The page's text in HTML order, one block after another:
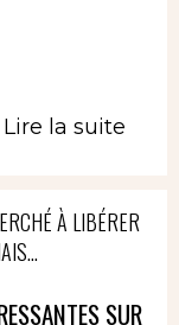
Lire la suite
À LIBÉRER
SUR